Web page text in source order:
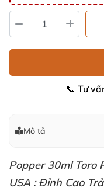
📞 Tư
Mô tả
Popper 30ml Toro
USA : Đỉnh Cao